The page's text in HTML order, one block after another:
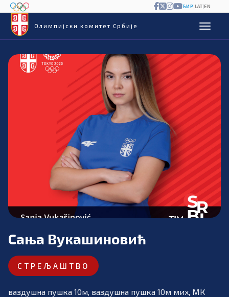
Олимпијски комитет Србије
ЋИР|LAT|EN
Сања Вукашиновић
СТРЕЉАШТВО
ваздушна пушка 10м, ваздушна пушка 10м миx, МК